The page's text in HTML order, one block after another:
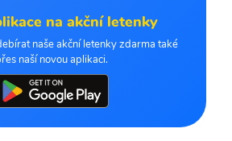
na akční letenky
naše akční letenky zdarma také
naší novou aplikaci.